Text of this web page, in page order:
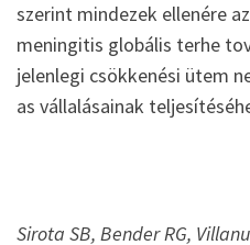
szerint mindezek ellenére
meningitis globális terhe
jelenlegi csökkenési ütem
as vállalásainak
Sirota SB, Bender RG,